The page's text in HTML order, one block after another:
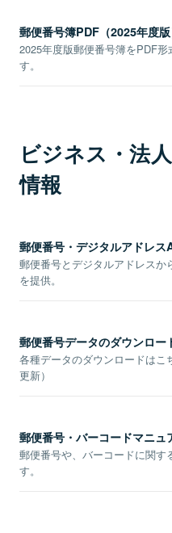
郵便番号簿PDF（2025年度版
2025年度版郵便番号簿をPDF
す。
ビジネス・法
情報
郵便番号・デジタルアドレス
郵便番号とデジタルアドレスか
を提供。
郵便番号データのダウンロー
各種データのダウンロードはこ
更新）
郵便番号・バーコードマニュ
郵便番号や、バーコードに関す
す。